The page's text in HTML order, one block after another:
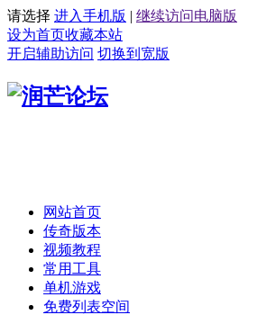
请选择 进入手机版 | 继续访问电脑版
设为首页收藏本站
开启辅助访问 切换到宽版
网站首页
传奇版本
视频教程
常用工具
单机游戏
免费列表空间